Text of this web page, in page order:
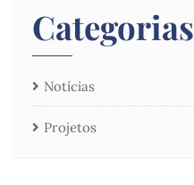
Categorias
Notícias
Projetos